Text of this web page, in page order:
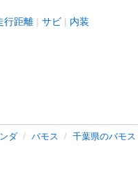
行距離 サビ 内装
ダ バモス 千葉県のバモス